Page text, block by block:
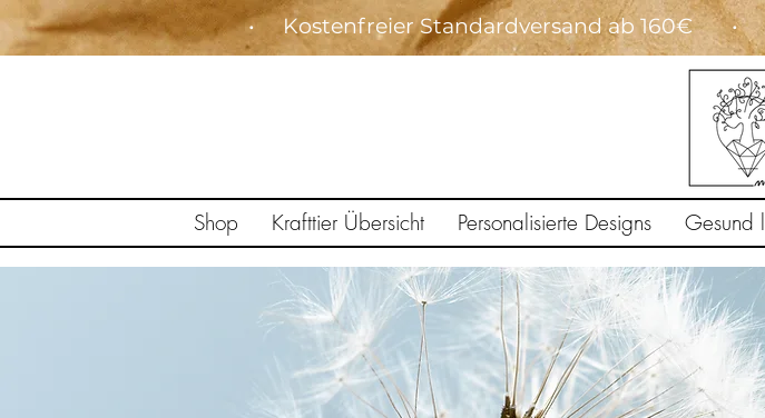
• Kostenfreier Standardversand ab 160€
Shop Krafttier Übersicht Personalisierte Designs Gesund